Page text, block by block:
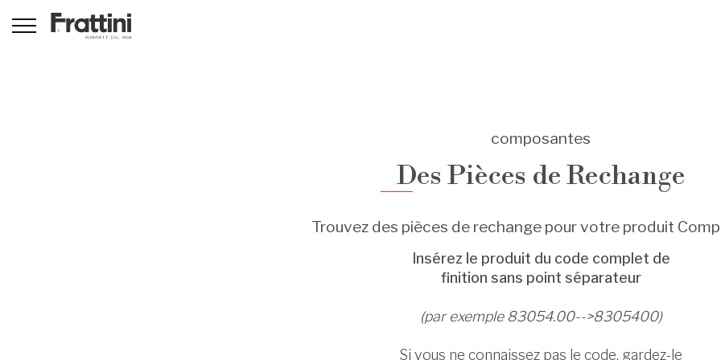
composantes
Des Pièces de Rechange
Trouvez des pièces de rechange pour votre produit
Insérez le produit du code complet de
finition sans point séparateur
(par exemple 83054.00-->8305400)
Si vous ne connaissez pas le code, gardez-le